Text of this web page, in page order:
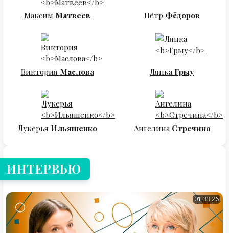
Максим Матвеев Пётр Фёдоров
Виктория Маслова Лянка Грыу
Лукерья Ильяшенко Ангелина Стречина
ИНТЕРВЬЮ
01:33:26